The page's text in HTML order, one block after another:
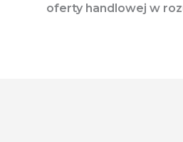
oferty handlowej w